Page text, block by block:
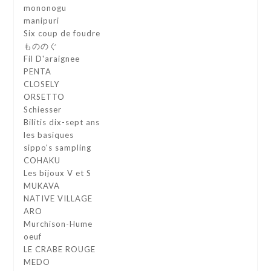
mononogu
manipuri
Six coup de foudre
もののぐ
Fil D'araignee
PENTA
CLOSELY
ORSETTO
Schiesser
Bilitis dix-sept ans
les basiques
sippo's sampling
COHAKU
Les bijoux V et S
MUKAVA
NATIVE VILLAGE
ARO
Murchison-Hume
oeuf
LE CRABE ROUGE
MEDO